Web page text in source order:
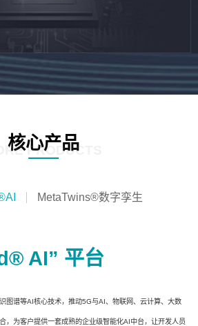
核心产品
PRODUCTS
MetaTwins®数字孪生
AI” 平台
图谱等AI核心技术，推动5G与AI、物联网、云计算、大数
，为客户提供一套成熟的企业级智能化AI中台，让开发人员